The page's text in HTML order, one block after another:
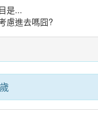
是...
慮進去嗎囧?